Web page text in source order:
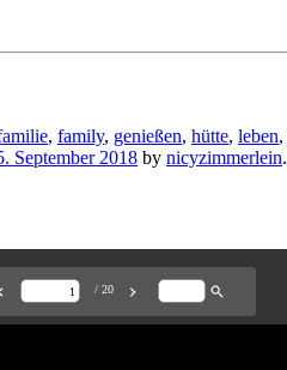
, family, genießen, hütte, leben,
September 2018 by nicyzimmerlein.